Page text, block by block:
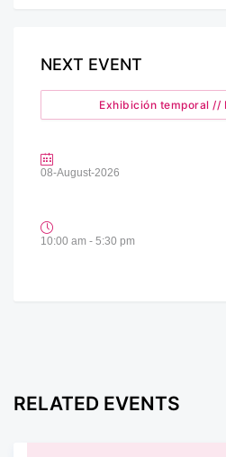
NEXT EVENT
Exhibición temporal //
08-August-2026
10:00 am - 5:30 pm
RELATED EVENTS